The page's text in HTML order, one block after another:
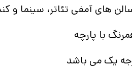
های آمفی تئاتر، سینما و
با پارچه
یک می باشد